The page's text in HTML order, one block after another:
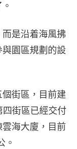
而是沿着海風拂
園區規劃的設
街區，目前建
街區已經交付
海大廈，目前
。